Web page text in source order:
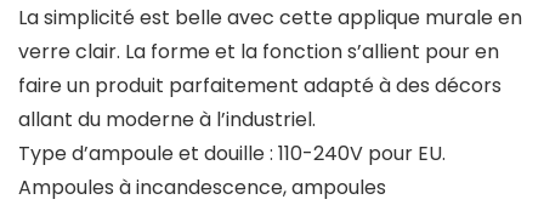
La simplicité est belle avec cette applique murale en
verre clair. La forme et la fonction s’allient pour en
faire un produit parfaitement adapté à des décors
allant du moderne à l’industriel.
Type d’ampoule et douille : 110-240V pour EU.
Ampoules à incandescence, ampoules